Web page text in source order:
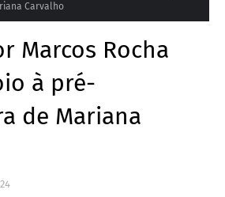
Carvalho
Marcos Rocha
à pré-
de Mariana